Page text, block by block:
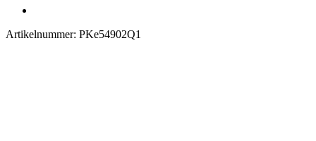
Artikelnummer: PKe54902Q1